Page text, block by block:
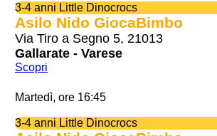
3-4 anni Little Dinocrocs
Asilo Nido GiocaBimbo
Via Tiro a Segno 5, 21013
Gallarate - Varese
Scopri
Martedì, ore 16:45
3-4 anni Little Dinocrocs